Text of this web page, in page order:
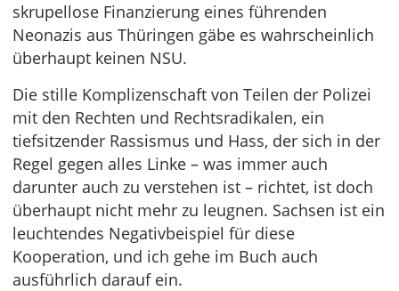
skrupellose Finanzierung eines führenden
Neonazis aus Thüringen gäbe es wahrscheinlich
überhaupt keinen NSU.
Die stille Komplizenschaft von Teilen der Polizei
mit den Rechten und Rechtsradikalen, ein
tiefsitzender Rassismus und Hass, der sich in der
Regel gegen alles Linke – was immer auch
darunter auch zu verstehen ist – richtet, ist doch
überhaupt nicht mehr zu leugnen. Sachsen ist ein
leuchtendes Negativbeispiel für diese
Kooperation, und ich gehe im Buch auch
ausführlich darauf ein.